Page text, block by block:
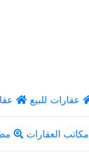
عقارات للبيع
مكاتب العقارات